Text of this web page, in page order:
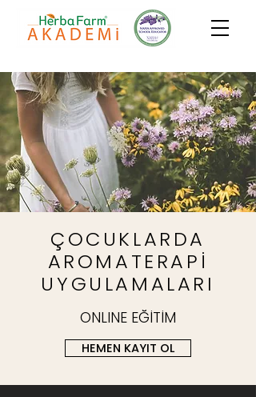
ÇOCUKLARDA
AROMATERAPİ
UYGULAMALARI
ONLINE EĞİTİM
HEMEN KAYIT OL